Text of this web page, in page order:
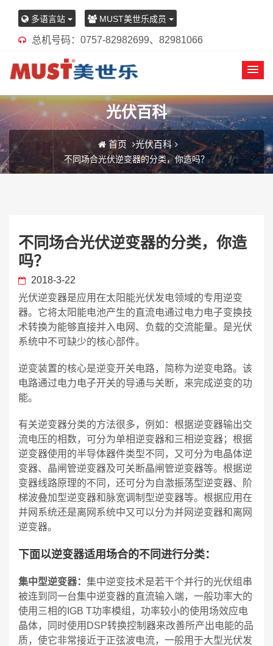
多语言站 MUST美世乐成员
总机号码：0757-82982699、82981066
光伏百科
首页 光伏百科
不同场合光伏逆变器的分类，你造吗？
不同场合光伏逆变器的分类，你造
吗？
2018-3-22
光伏逆变器是应用在太阳能光伏发电领域的专用逆变
器。它将太阳能电池产生的直流电通过电力电子变换技
术转换为能够直接并入电网、负载的交流能量。是光伏
系统中不可缺少的核心部件。
逆变装置的核心是逆变开关电路，简称为逆变电路。该
电路通过电力电子开关的导通与关断，来完成逆变的功
能。
有关逆变器分类的方法很多，例如：根据逆变器输出交
流电压的相数，可分为单相逆变器和三相逆变器；根据
逆变器使用的半导体器件类型不同，又可分为电晶体逆
变器、晶闸管逆变器及可关断晶闸管逆变器等。根据逆
变器线路原理的不同，还可分为自激振荡型逆变器、阶
梯波叠加型逆变器和脉宽调制型逆变器等。根据应用在
并网系统还是离网系统中又可以分为并网逆变器和离网
逆变器。
下面以逆变器适用场合的不同进行分类：
集中型逆变器： 集中逆变技术是若干个并行的光伏组串
被连到同一台集中逆变器的直流输入端，一般功率大的
使用三相的IGB T功率模组，功率较小的使用场效应电
晶体，同时使用DSP转换控制器来改善所产出电能的品
质，使它非常接近于正弦波电流，一般用于大型光伏发